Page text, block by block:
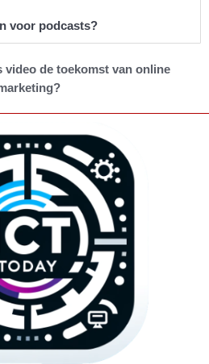
voor podcasts?
video de toekomst van online